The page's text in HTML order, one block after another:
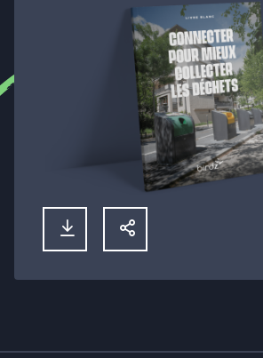
TÉLÉCHARGER
PARTAGER